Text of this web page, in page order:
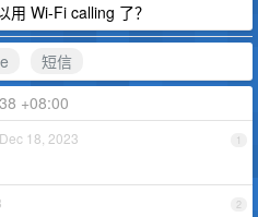
Wi-Fi calling 了？
短信
+08:00
1
Dec 18, 2023
2